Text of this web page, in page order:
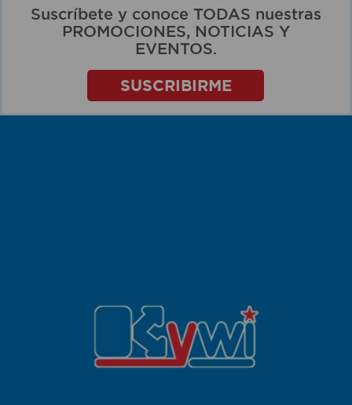
Suscríbete y conoce TODAS nuestras
PROMOCIONES, NOTICIAS Y
EVENTOS.
SUSCRIBIRME